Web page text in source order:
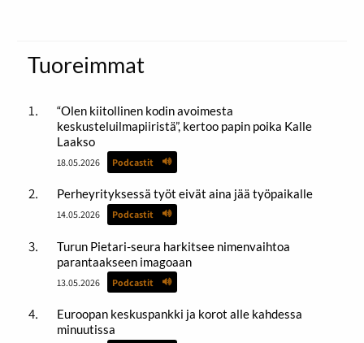
Tuoreimmat
“Olen kiitollinen kodin avoimesta
keskusteluilmapiiristä”, kertoo papin poika Kalle
Laakso
18.05.2026 Podcastit
Perheyrityksessä työt eivät aina jää työpaikalle
14.05.2026 Podcastit
Turun Pietari-seura harkitsee nimenvaihtoa
parantaakseen imagoaan
13.05.2026 Podcastit
Euroopan keskuspankki ja korot alle kahdessa
minuutissa